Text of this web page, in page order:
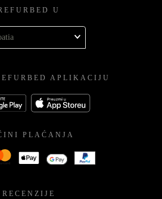
U
APLIKACIJU
PLAĆANJA
RECENZIJE